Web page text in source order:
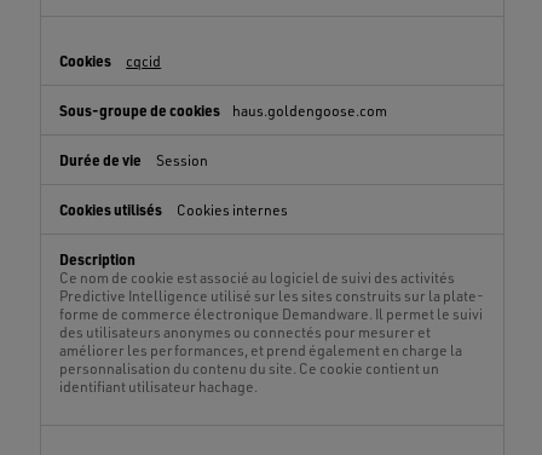
cqcid
haus.goldengoose.com
Session
Cookies internes
Ce nom de cookie est associé au logiciel de suivi des activités
Predictive Intelligence utilisé sur les sites construits sur la plate-
forme de commerce électronique Demandware. Il permet le suivi
des utilisateurs anonymes ou connectés pour mesurer et
améliorer les performances, et prend également en charge la
personnalisation du contenu du site. Ce cookie contient un
identifiant utilisateur hachage.